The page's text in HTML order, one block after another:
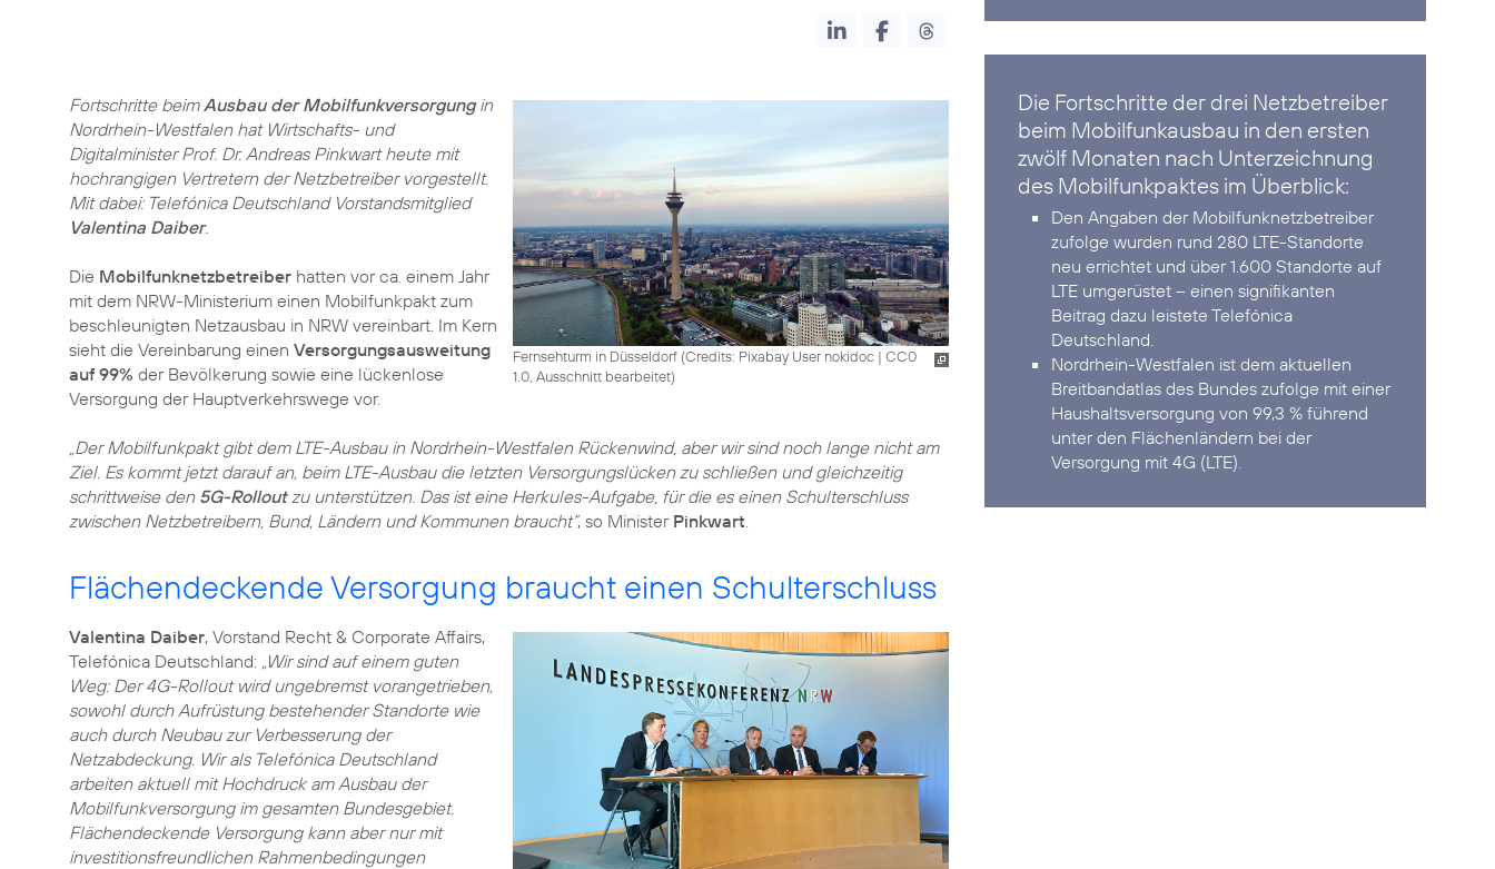
Fernsehturm in Düsseldorf (Credits: Pixabay User nokidoc| CC0
1.0, Ausschnitt bearbeitet)
Fortschritte beimAusbau der Mobilfunkversorgungin
Nordrhein-Westfalen hat Wirtschafts- und
Digitalminister Prof. Dr. Andreas Pinkwart heute mit
hochrangigen Vertretern der Netzbetreiber vorgestellt.
Mit dabei: Telefónica Deutschland Vorstandsmitglied
Valentina Daiber.
Die Mobilfunknetzbetreiber hatten vor ca. einem Jahr
mit dem NRW-Ministerium einen Mobilfunkpakt zum
beschleunigten Netzausbau in NRW vereinbart. Im Kern
sieht die Vereinbarung einen Versorgungsausweitung
auf 99% der Bevölkerung sowie eine lückenlose
Versorgung der Hauptverkehrswege vor.
„Der Mobilfunkpakt gibt dem LTE-Ausbau in Nordrhein-Westfalen Rückenwind, aber wir sind noch lange nicht am
Ziel. Es kommt jetzt darauf an, beim LTE-Ausbau die letzten Versorgungslücken zu schließen und gleichzeitig
schrittweise den 5G-Rolloutzu unterstützen. Das ist eine Herkules-Aufgabe, für die es einen Schulterschluss
zwischen Netzbetreibern, Bund, Ländern und Kommunen braucht“, so Minister Pinkwart.
Flächendeckende Versorgung braucht einen Schulterschluss
Valentina Daiber, Vorstand Recht & Corporate Affairs,
Telefónica Deutschland: „Wir sind auf einem guten
Weg: Der 4G-Rollout wird ungebremst vorangetrieben,
sowohl durch Aufrüstung bestehender Standorte wie
auch durch Neubau zur Verbesserung der
Netzabdeckung. Wir als Telefónica Deutschland
arbeiten aktuell mit Hochdruck am Ausbau der
Mobilfunkversorgung im gesamten Bundesgebiet.
Flächendeckende Versorgung kann aber nur mit
investitionsfreundlichen Rahmenbedingungen
Die Fortschritte der drei Netzbetreiber
beim Mobilfunkausbau in den ersten
zwölf Monaten nach Unterzeichnung
des Mobilfunkpaktes im Überblick:
Den Angaben der Mobilfunknetzbetreiber
zufolge wurden rund 280 LTE-Standorte
neu errichtet und über 1.600 Standorte auf
LTE umgerüstet – einen signifikanten
Beitrag dazu leistete Telefónica
Deutschland.
Nordrhein-Westfalen ist dem aktuellen
Breitbandatlas des Bundes zufolge mit einer
Haushaltsversorgung von 99,3 % führend
unter den Flächenländern bei der
Versorgung mit 4G (LTE).